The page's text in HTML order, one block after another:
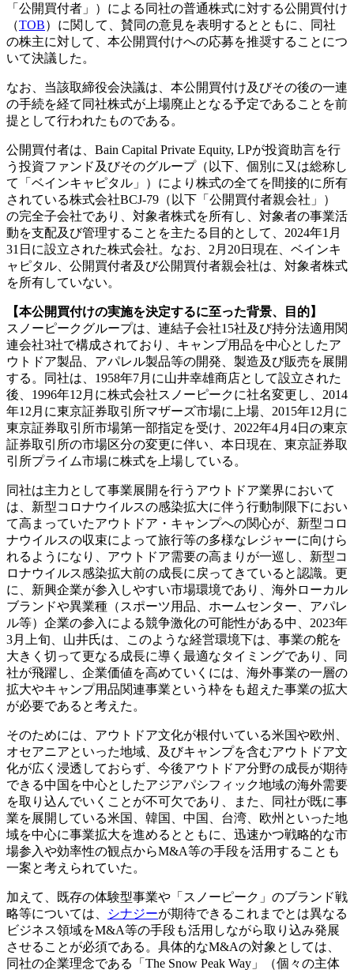
「公開買付者」）による同社の普通株式に対する公開買付け
（TOB）に関して、賛同の意見を表明するとともに、同社
の株主に対して、本公開買付けへの応募を推奨することにつ
いて決議した。
なお、当該取締役会決議は、本公開買付け及びその後の一連
の手続を経て同社株式が上場廃止となる予定であることを前
提として行われたものである。
公開買付者は、Bain Capital Private Equity, LPが投資助言を行
う投資ファンド及びそのグループ（以下、個別に又は総称し
て「ベインキャピタル」）により株式の全てを間接的に所有
されている株式会社BCJ-79（以下「公開買付者親会社」）
の完全子会社であり、対象者株式を所有し、対象者の事業活
動を支配及び管理することを主たる目的として、2024年1月
31日に設立された株式会社。なお、2月20日現在、ベインキ
ャピタル、公開買付者及び公開買付者親会社は、対象者株式
を所有していない。
【本公開買付けの実施を決定するに至った背景、目的】
スノーピークグループは、連結子会社15社及び持分法適用関
連会社3社で構成されており、キャンプ用品を中心としたア
ウトドア製品、アパレル製品等の開発、製造及び販売を展開
する。同社は、1958年7月に山井幸雄商店として設立された
後、1996年12月に株式会社スノーピークに社名変更し、2014
年12月に東京証券取引所マザーズ市場に上場、2015年12月に
東京証券取引所市場第一部指定を受け、2022年4月4日の東京
証券取引所の市場区分の変更に伴い、本日現在、東京証券取
引所プライム市場に株式を上場している。
同社は主力として事業展開を行うアウトドア業界において
は、新型コロナウイルスの感染拡大に伴う行動制限下におい
て高まっていたアウトドア・キャンプへの関心が、新型コロ
ナウイルスの収束によって旅行等の多様なレジャーに向けら
れるようになり、アウトドア需要の高まりが一巡し、新型コ
ロナウイルス感染拡大前の成長に戻ってきていると認識。更
に、新興企業が参入しやすい市場環境であり、海外ローカル
ブランドや異業種（スポーツ用品、ホームセンター、アパレ
ル等）企業の参入による競争激化の可能性がある中、2023年
3月上旬、山井氏は、このような経営環境下は、事業の舵を
大きく切って更なる成長に導く最適なタイミングであり、同
社が飛躍し、企業価値を高めていくには、海外事業の一層の
拡大やキャンプ用品関連事業という枠をも超えた事業の拡大
が必要であると考えた。
そのためには、アウトドア文化が根付いている米国や欧州、
オセアニアといった地域、及びキャンプを含むアウトドア文
化が広く浸透しておらず、今後アウトドア分野の成長が期待
できる中国を中心としたアジアパシフィック地域の海外需要
を取り込んでいくことが不可欠であり、また、同社が既に事
業を展開している米国、韓国、中国、台湾、欧州といった地
域を中心に事業拡大を進めるとともに、迅速かつ戦略的な市
場参入や効率性の観点からM&A等の手段を活用することも
一案と考えられていた。
加えて、既存の体験型事業や「スノーピーク」のブランド戦
略等については、
シナジーが期待できるこれまでとは異なる
ビジネス領域をM&A等の手段も活用しながら取り込み発展
させることが必須である。具体的なM&Aの対象としては、
同社の企業理念である「The Snow Peak Way」（個々の主体